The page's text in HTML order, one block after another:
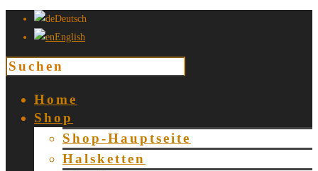
Deutsch
English
Home
Shop
Shop-Hauptseite
Halsketten